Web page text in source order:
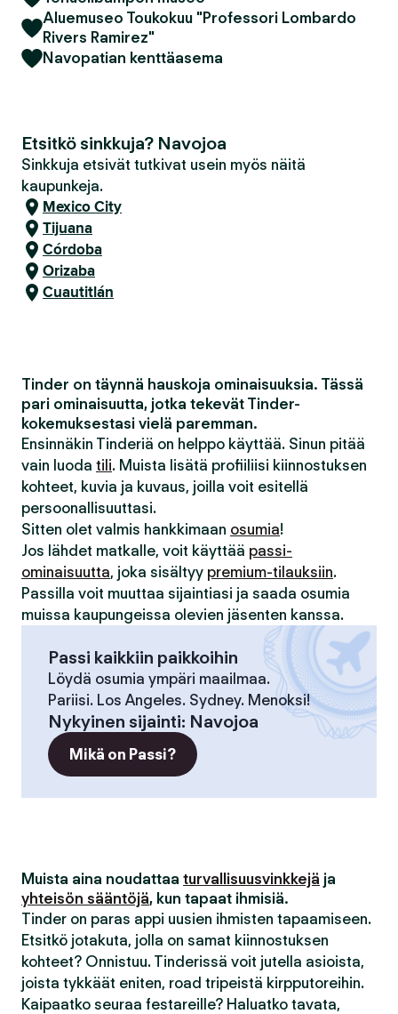
Aluemuseo Toukokuu "Professori Lombardo
Rivers Ramirez"
Navopatian kenttäasema
Etsitkö sinkkuja? Navojoa
Sinkkuja etsivät tutkivat usein myös näitä
kaupunkeja.
Mexico City
Tijuana
Córdoba
Orizaba
Cuautitlán
Tinder on täynnä hauskoja ominaisuuksia. Tässä
pari ominaisuutta, jotka tekevät Tinder-
kokemuksestasi vielä paremman.
Ensinnäkin Tinderiä on helppo käyttää. Sinun pitää
vain luoda tili. Muista lisätä profiiliisi kiinnostuksen
kohteet, kuvia ja kuvaus, joilla voit esitellä
persoonallisuuttasi.
Sitten olet valmis hankkimaan osumia!
Jos lähdet matkalle, voit käyttää passi-
ominaisuutta, joka sisältyy premium-tilauksiin.
Passilla voit muuttaa sijaintiasi ja saada osumia
muissa kaupungeissa olevien jäsenten kanssa.
Passi kaikkiin paikkoihin
Löydä osumia ympäri maailmaa.
Pariisi. Los Angeles. Sydney. Menoksi!
Nykyinen sijainti: Navojoa
Mikä on Passi?
Muista aina noudattaa turvallisuusvinkkejä ja
yhteisön sääntöjä, kun tapaat ihmisiä.
Tinder on paras appi uusien ihmisten tapaamiseen.
Etsitkö jotakuta, jolla on samat kiinnostuksen
kohteet? Onnistuu. Tinderissä voit jutella asioista,
joista tykkäät eniten, road tripeistä kirpputoreihin.
Kaipaatko seuraa festareille? Haluatko tavata,